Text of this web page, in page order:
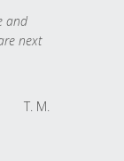
and
next
T. M.